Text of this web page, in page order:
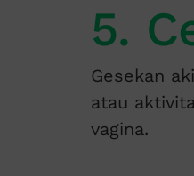
5.
Gesekan
atau
vagina.